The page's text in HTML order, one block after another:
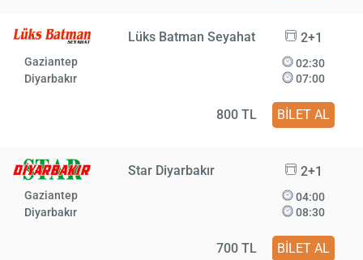
Lüks Batman Seyahat 2+1
Gaziantep
Diyarbakır
02:30
07:00
800 TL BİLET AL
Star Diyarbakır 2+1
Gaziantep
Diyarbakır
04:00
08:30
700 TL BİLET AL